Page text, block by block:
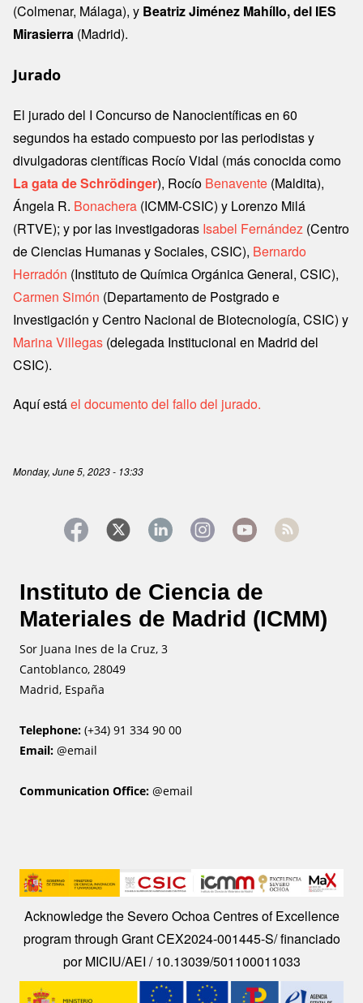
(Colmenar, Málaga), y Beatriz Jiménez Mahíllo, del IES
Mirasierra (Madrid).
Jurado
El jurado del I Concurso de Nanocientíficas en 60
segundos ha estado compuesto por las periodistas y
divulgadoras científicas Rocío Vidal (más conocida como
La gata de Schrödinger), Rocío Benavente (Maldita),
Ángela R. Bonachera (ICMM-CSIC) y Lorenzo Milá
(RTVE); y por las investigadoras Isabel Fernández (Centro
de Ciencias Humanas y Sociales, CSIC), Bernardo
Herradón (Instituto de Química Orgánica General, CSIC),
Carmen Simón (Departamento de Postgrado e
Investigación y Centro Nacional de Biotecnología, CSIC) y
Marina Villegas (delegada Institucional en Madrid del
CSIC).
Aquí estáel documento del fallo del jurado.
Monday, June 5, 2023 - 13:33
Instituto de Ciencia de
Materiales de Madrid (ICMM)
Sor Juana Ines de la Cruz, 3
Cantoblanco, 28049
Madrid, España
Telephone: (+34) 91 334 90 00
Email: @email
Communication Office: @email
Image
Acknowledge the Severo Ochoa Centres of Excellence
program through Grant CEX2024-001445-S/ financiado
por MICIU/AEI / 10.13039/501100011033
Image